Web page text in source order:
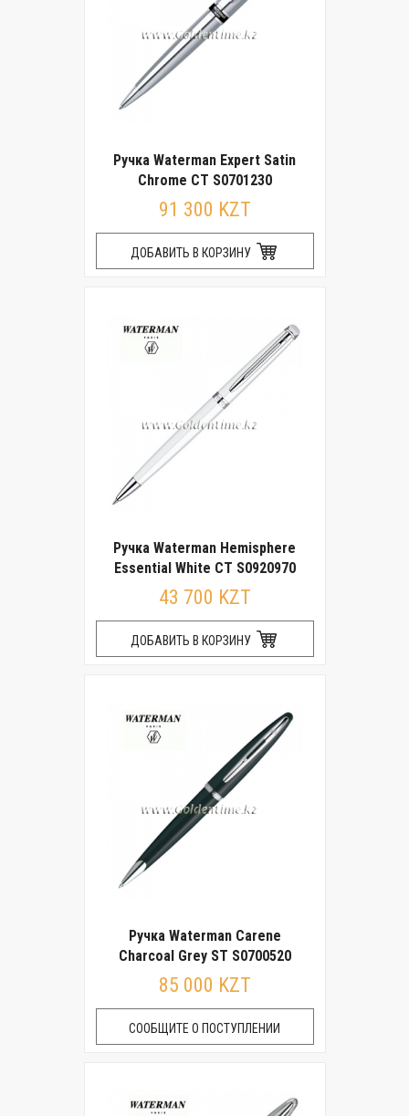
Ручка Waterman Expert Satin
Chrome CT S0701230
91 300 KZT
ДОБАВИТЬ В КОРЗИНУ
Ручка Waterman Hemisphere
Essential White CT S0920970
43 700 KZT
ДОБАВИТЬ В КОРЗИНУ
Ручка Waterman Carene
Charcoal Grey ST S0700520
85 000 KZT
СООБЩИТЕ О ПОСТУПЛЕНИИ